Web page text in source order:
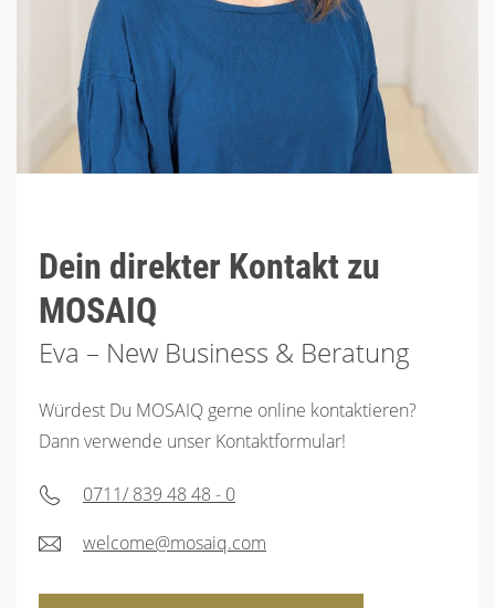
Dein direkter Kontakt zu
MOSAIQ
Eva – New Business & Beratung
Würdest Du MOSAIQ gerne online kontaktieren?
Dann verwende unser Kontaktformular!
0711/ 839 48 48 - 0
welcome@mosaiq.com